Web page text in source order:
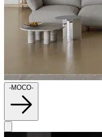
-MOCO-